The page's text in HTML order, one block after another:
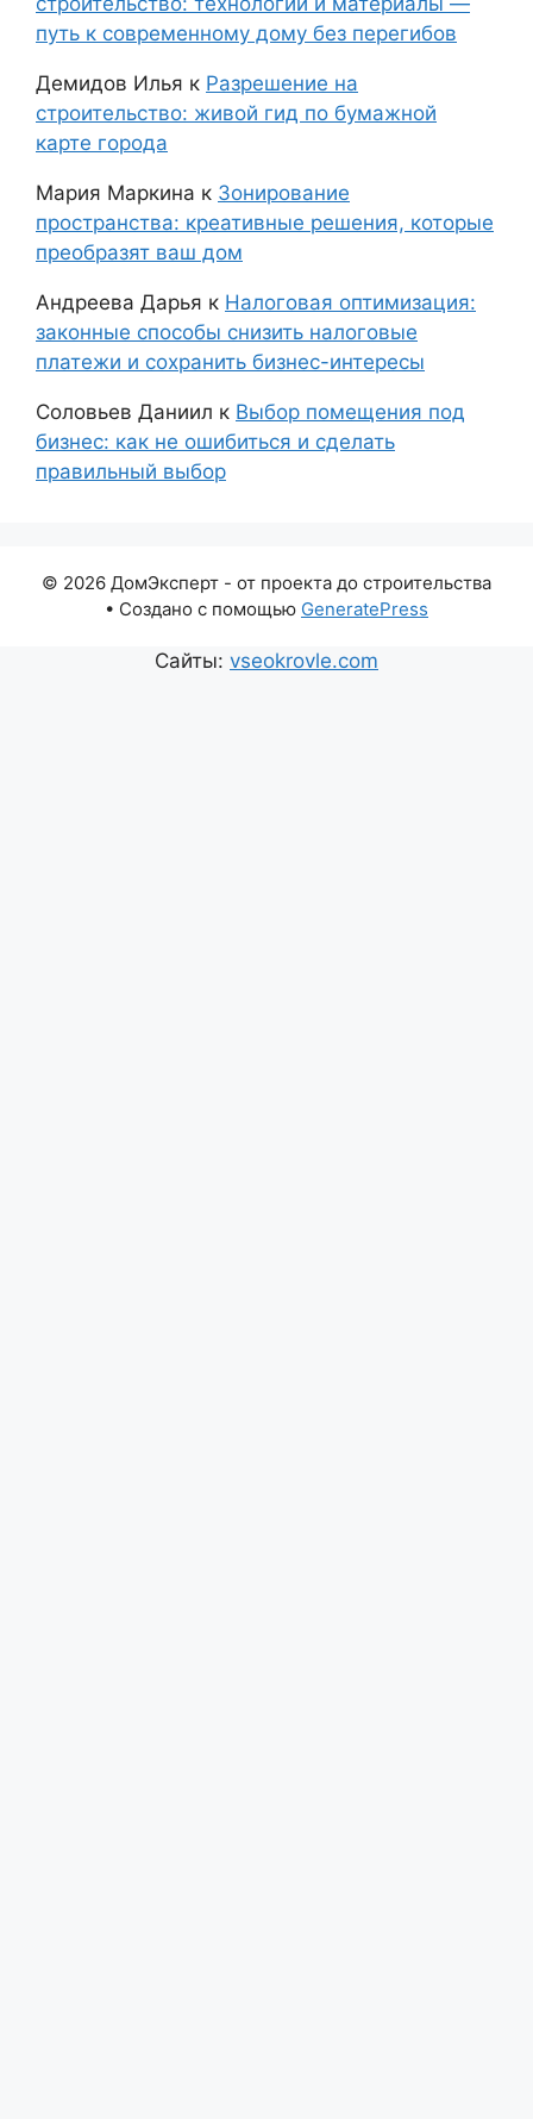
путь к современному дому без перегибов
Демидов Илья к Разрешение на
строительство: живой гид по бумажной
карте города
Мария Маркина к Зонирование
пространства: креативные решения, которые
преобразят ваш дом
Андреева Дарья к Налоговая оптимизация:
законные способы снизить налоговые
платежи и сохранить бизнес-интересы
Соловьев Даниил к Выбор помещения под
бизнес: как не ошибиться и сделать
правильный выбор
© 2026 ДомЭксперт - от проекта до строительства
• Создано с помощью GeneratePress
Сайты: vseokrovle.com